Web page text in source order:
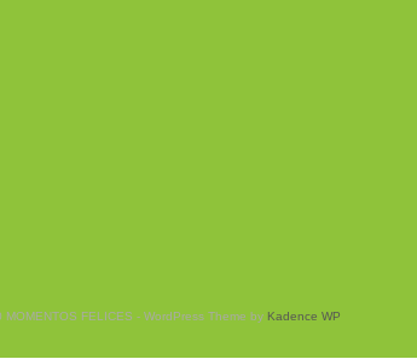
FELICES - WordPress Theme by Kadence WP